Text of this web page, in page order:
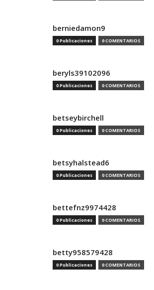
berniedamon9
0 Publicaciones 0 COMENTARIOS
beryls39102096
0 Publicaciones 0 COMENTARIOS
betseybirchell
0 Publicaciones 0 COMENTARIOS
betsyhalstead6
0 Publicaciones 0 COMENTARIOS
bettefnz9974428
0 Publicaciones 0 COMENTARIOS
betty958579428
0 Publicaciones 0 COMENTARIOS